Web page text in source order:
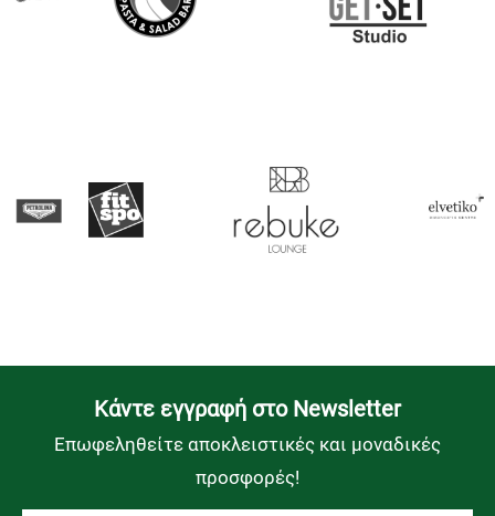
Kάντε εγγραφή στο Newsletter
Επωφεληθείτε αποκλειστικές και μοναδικές
προσφορές!